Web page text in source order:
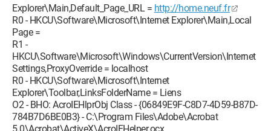
Explorer\Main,Default_Page_URL = http://home.neuf.fr
R0 - HKCU\Software\Microsoft\Internet Explorer\Main,Local
Page =
R1 -
HKCU\Software\Microsoft\Windows\CurrentVersion\Internet
Settings,ProxyOverride = localhost
R0 - HKCU\Software\Microsoft\Internet
Explorer\Toolbar,LinksFolderName = Liens
O2 - BHO: AcroIEHlprObj Class - {06849E9F-C8D7-4D59-B87D-
784B7D6BE0B3} - C:\Program Files\Adobe\Acrobat